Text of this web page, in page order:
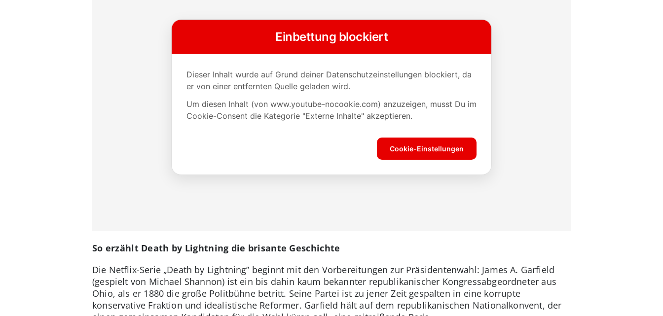
So erzählt Death by Lightning die brisante Geschichte
Die Netflix-Serie „Death by Lightning” beginnt mit den Vorbereitungen zur Präsidentenwahl: James A. Garfield
(gespielt von Michael Shannon) ist ein bis dahin kaum bekannter republikanischer Kongressabgeordneter aus
Ohio, als er 1880 die große Politbühne betritt. Seine Partei ist zu jener Zeit gespalten in eine korrupte
konservative Fraktion und idealistische Reformer. Garfield hält auf dem republikanischen Nationalkonvent, der